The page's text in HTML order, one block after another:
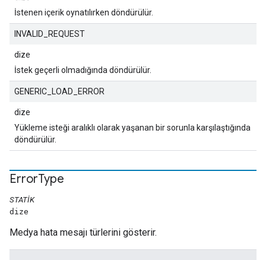
İstenen içerik oynatılırken döndürülür.
INVALID_REQUEST
dize
İstek geçerli olmadığında döndürülür.
GENERIC_LOAD_ERROR
dize
Yükleme isteği aralıklı olarak yaşanan bir sorunla karşılaştığında
döndürülür.
ErrorType
STATIK
dize
Medya hata mesajı türlerini gösterir.